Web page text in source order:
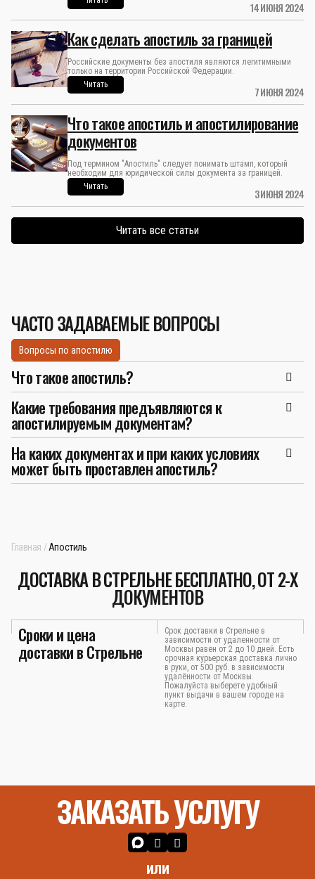
14 ИЮНЯ 2024
7 ИЮНЯ 2024
Как сделать апостиль за границей
Российские документы без апостиля являются легитимными
только на территории Российской Федерации.
Читать
3 ИЮНЯ 2024
Что такое апостиль и апостилирование
документов
Под термином "Апостиль" следует понимать штамп, который
необходим для юридической силы документа за границей.
Читать
Читать все статьи
ЧАСТО ЗАДАВАЕМЫЕ ВОПРОСЫ
Вопросы по апостилю
Что такое апостиль?
Какие требования предъявляются к
апостилируемым документам?
На каких документах и при каких условиях
может быть проставлен апостиль?
Главная Апостиль
ДОСТАВКА В СТРЕЛЬНЕ БЕСПЛАТНО, ОТ 2-Х
ДОКУМЕНТОВ
Сроки и цена
доставки в Стрельне
Срок доставки в Стрельне в
зависимости от удаленности от
Москвы равен от 2 до 10 дней. Есть
срочная курьерская доставка лично
в руки, от 500 руб. в зависимости
удалённости от Москвы.
Пожалуйста выберете удобный
пункт выдачи в вашем городе на
карте.
ЗАКАЗАТЬ УСЛУГУ
или